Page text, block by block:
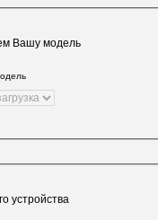
Вашу модель
устройства